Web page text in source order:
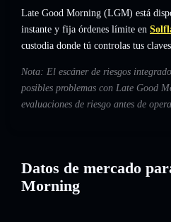
Late Good Morning (LGM) está
instante y fija órdenes límite en
custodia donde tú controlas tus
Nota: El escáner de riesgos
posibles problemas con Late Good
evaluaciones de riesgo antes de
Datos de mercado
Morning